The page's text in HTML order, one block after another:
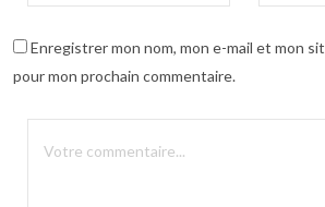
Enregistrer mon nom, mon e-mail et mon
pour mon prochain commentaire.